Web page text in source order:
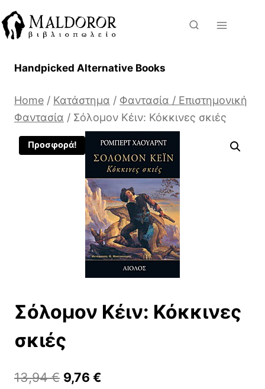
to
content
Handpicked Alternative Books
Home / Κατάστημα / Φαντασία / Επιστημονική
Φαντασία / Σόλομον Κέιν: Κόκκινες σκιές
Προσφορά!
Σόλομον Κέιν: Κόκκινες
σκιές
13,94€ Original
9,76 €